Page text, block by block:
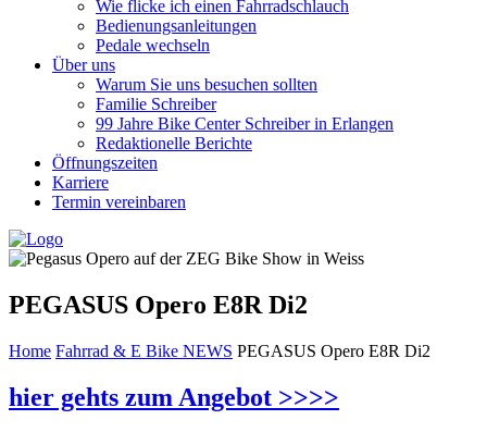
Wie flicke ich einen Fahrradschlauch
Bedienungsanleitungen
Pedale wechseln
Über uns
Warum Sie uns besuchen sollten
Familie Schreiber
99 Jahre Bike Center Schreiber in Erlangen
Redaktionelle Berichte
Öffnungszeiten
Karriere
Termin vereinbaren
PEGASUS Opero E8R Di2
Home Fahrrad & E Bike NEWS PEGASUS Opero E8R Di2
hier gehts zum Angebot >>>>